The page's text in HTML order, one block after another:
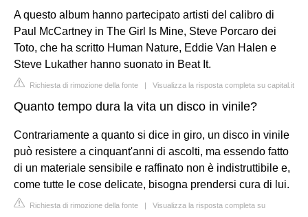
A questo album hanno partecipato artisti del calibro di
Paul McCartney in The Girl Is Mine, Steve Porcaro dei
Toto, che ha scritto Human Nature, Eddie Van Halen e
Steve Lukather hanno suonato in Beat It.
Richiesta di rimozione della fonte | Visualizza la risposta completa su capital.it
Quanto tempo dura la vita un disco in vinile?
Contrariamente a quanto si dice in giro, un disco in vinile
può resistere a cinquant'anni di ascolti, ma essendo fatto
di un materiale sensibile e raffinato non è indistruttibile e,
come tutte le cose delicate, bisogna prendersi cura di lui.
Richiesta di rimozione della fonte | Visualizza la risposta completa su